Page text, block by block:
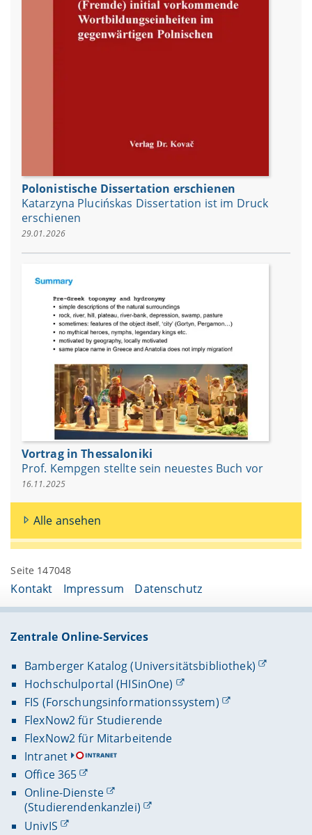
Polonistische Dissertation erschienen
Katarzyna Plucińskas Dissertation ist im Druck
erschienen
29.01.2026
Vortrag in Thessaloniki
Prof. Kempgen stellte sein neuestes Buch vor
16.11.2025
Alle ansehen
Seite 147048
Kontakt Impressum Datenschutz
Zentrale Online-Services
Bamberger Katalog (Universitätsbibliothek)
Hochschulportal (HISinOne)
FIS (Forschungsinformationssystem)
FlexNow2 für Studierende
FlexNow2 für Mitarbeitende
Intranet
Office 365
Online-Dienste
(Studierendenkanzlei)
UnivIS